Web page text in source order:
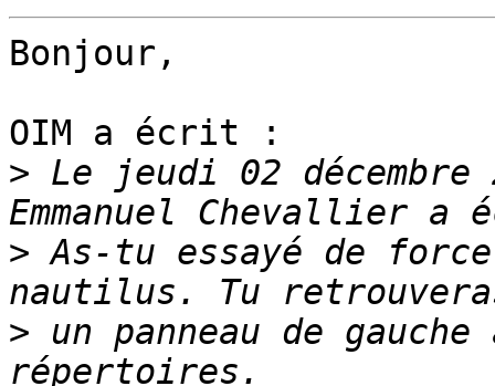
Bonjour,
OIM a écrit :
> Le jeudi 02 décembre
> As-tu essayé de
> un panneau de